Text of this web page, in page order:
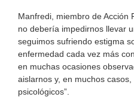
Manfredi, miembro de Acción
no debería impedirnos llevar
seguimos sufriendo estigma
enfermedad cada vez más
en muchas ocasiones
aislarnos y, en muchos
psicológicos”.